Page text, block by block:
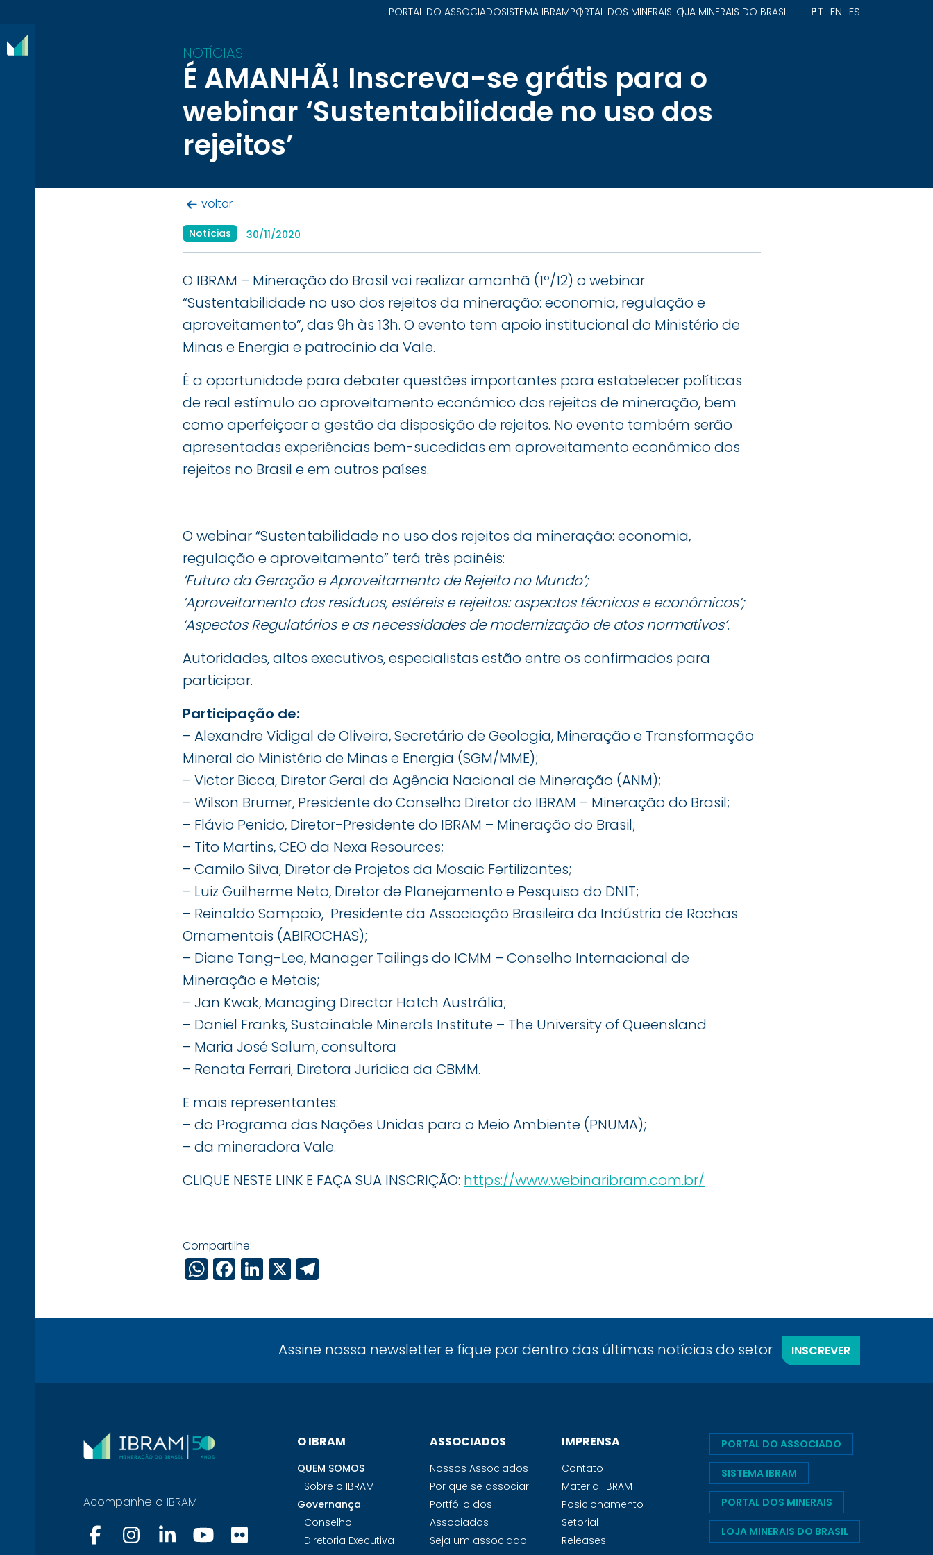
PORTAL DO ASSOCIADOSISTEMA IBRAMPORTAL DOS MINERAISLOJA MINERAIS DO BRASIL PT EN ES
NOTÍCIAS
É AMANHÃ! Inscreva-se grátis para o
webinar ‘Sustentabilidade no uso dos
rejeitos’
voltar
Notícias 30/11/2020
O IBRAM – Mineração do Brasil vai realizar amanhã (1º/12) o webinar
“Sustentabilidade no uso dos rejeitos da mineração: economia, regulação e
aproveitamento”, das 9h às 13h. O evento tem apoio institucional do Ministério de
Minas e Energia e patrocínio da Vale.
É a oportunidade para debater questões importantes para estabelecer políticas
de real estímulo ao aproveitamento econômico dos rejeitos de mineração, bem
como aperfeiçoar a gestão da disposição de rejeitos. No evento também serão
apresentadas experiências bem-sucedidas em aproveitamento econômico dos
rejeitos no Brasil e em outros países.
O webinar “Sustentabilidade no uso dos rejeitos da mineração: economia,
regulação e aproveitamento” terá três painéis:
‘Futuro da Geração e Aproveitamento de Rejeito no Mundo’;
‘Aproveitamento dos resíduos, estéreis e rejeitos: aspectos técnicos e econômicos’;
‘Aspectos Regulatórios e as necessidades de modernização de atos normativos’.
Autoridades, altos executivos, especialistas estão entre os confirmados para
participar.
Participação de:
– Alexandre Vidigal de Oliveira, Secretário de Geologia, Mineração e Transformação
Mineral do Ministério de Minas e Energia (SGM/MME);
– Victor Bicca, Diretor Geral da Agência Nacional de Mineração (ANM);
– Wilson Brumer, Presidente do Conselho Diretor do IBRAM – Mineração do Brasil;
– Flávio Penido, Diretor-Presidente do IBRAM – Mineração do Brasil;
– Tito Martins, CEO da Nexa Resources;
– Camilo Silva, Diretor de Projetos da Mosaic Fertilizantes;
– Luiz Guilherme Neto, Diretor de Planejamento e Pesquisa do DNIT;
– Reinaldo Sampaio, Presidente da Associação Brasileira da Indústria de Rochas
Ornamentais (ABIROCHAS);
– Diane Tang-Lee, Manager Tailings do ICMM – Conselho Internacional de
Mineração e Metais;
– Jan Kwak, Managing Director Hatch Austrália;
– Daniel Franks, Sustainable Minerals Institute – The University of Queensland
– Maria José Salum, consultora
– Renata Ferrari, Diretora Jurídica da CBMM.
E mais representantes:
– do Programa das Nações Unidas para o Meio Ambiente (PNUMA);
– da mineradora Vale.
CLIQUE NESTE LINK E FAÇA SUA INSCRIÇÃO: https://www.webinaribram.com.br/
Compartilhe:
WhatsApp
Facebook
LinkedIn
X Telegram
Assine nossa newsletter e fique por dentro das últimas notícias do setor INSCREVER
Acompanhe o IBRAM
O IBRAM
QUEM SOMOS
Sobre o IBRAM
Governança
Conselho
Diretoria Executiva
ASSOCIADOS
Nossos Associados
Por que se associar
Portfólio dos
Associados
Seja um associado
IMPRENSA
Contato
Material IBRAM
Posicionamento
Setorial
Releases
PORTAL DO ASSOCIADO
SISTEMA IBRAM
PORTAL DOS MINERAIS
LOJA MINERAIS DO BRASIL